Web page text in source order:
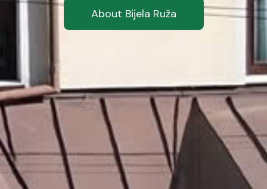
About Bijela Ruža